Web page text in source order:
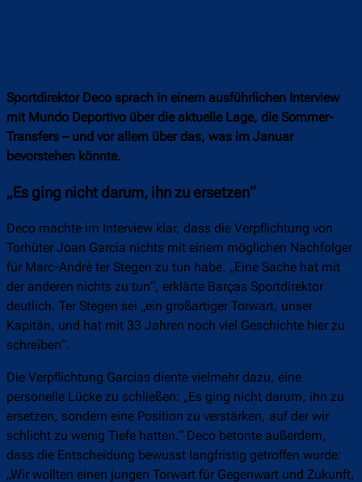
Sportdirektor Deco sprach in einem ausführlichen Interview
mit Mundo Deportivo über die aktuelle Lage, die Sommer-
Transfers – und vor allem über das, was im Januar
bevorstehen könnte.
„Es ging nicht darum, ihn zu ersetzen“
Deco machte im Interview klar, dass die Verpflichtung von
Torhüter Joan García nichts mit einem möglichen Nachfolger
für Marc-André ter Stegen zu tun habe. „Eine Sache hat mit
der anderen nichts zu tun“, erklärte Barças Sportdirektor
deutlich. Ter Stegen sei „ein großartiger Torwart, unser
Kapitän, und hat mit 33 Jahren noch viel Geschichte hier zu
schreiben“.
Die Verpflichtung Garcías diente vielmehr dazu, eine
personelle Lücke zu schließen: „Es ging nicht darum, ihn zu
ersetzen, sondern eine Position zu verstärken, auf der wir
schlicht zu wenig Tiefe hatten.“ Deco betonte außerdem,
dass die Entscheidung bewusst langfristig getroffen wurde:
„Wir wollten einen jungen Torwart für Gegenwart und Zukunft,